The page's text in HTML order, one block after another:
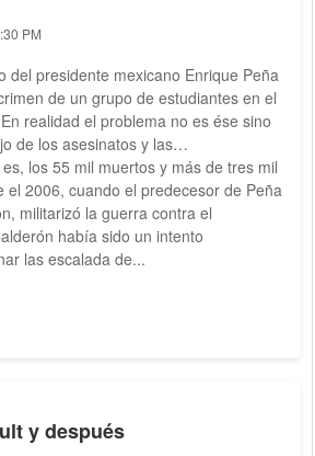
PM
del presidente mexicano Enrique Peña
de un grupo de estudiantes en el
realidad el problema no es ése sino
de los asesinatos y las
los 55 mil muertos y más de tres mil
el 2006, cuando el predecesor de Peña
militarizó la guerra contra el
había sido un intento
las escalada de...
y después